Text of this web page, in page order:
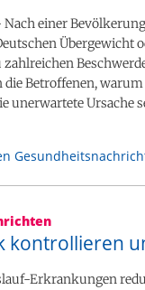
einer
Übergewicht
Betroffenen,
unerwartete Ursache
kontrollieren
Erkrankungen